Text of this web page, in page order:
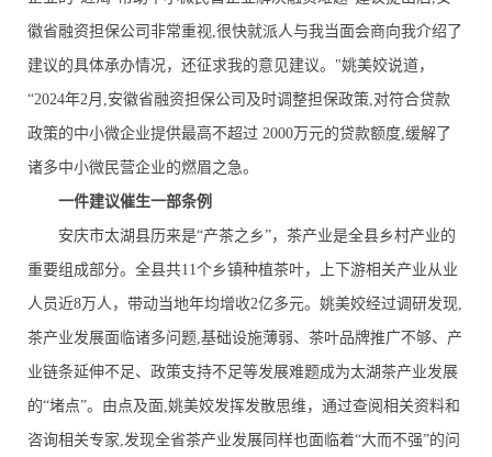
徽省融资担保公司非常重视,很快就派人与我当面会商向我介绍了
建议的具体承办情况，还征求我的意见建议。"姚美姣说道，
“2024年2月,安徽省融资担保公司及时调整担保政策,对符合贷款
政策的中小微企业提供最高不超过 2000万元的贷款额度,缓解了
诸多中小微民营企业的燃眉之急。
一件建议催生一部条例
安庆市太湖县历来是“产茶之乡”，茶产业是全县乡村产业的
重要组成部分。全县共11个乡镇种植茶叶，上下游相关产业从业
人员近8万人，带动当地年均增收2亿多元。姚美姣经过调研发现,
茶产业发展面临诸多问题,基础设施薄弱、茶叶品牌推广不够、产
业链条延伸不足、政策支持不足等发展难题成为太湖茶产业发展
的“堵点”。由点及面,姚美姣发挥发散思维，通过查阅相关资料和
咨询相关专家,发现全省茶产业发展同样也面临着“大而不强”的问